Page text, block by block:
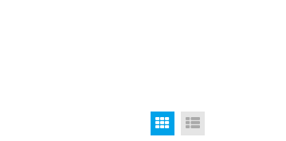
Grid View